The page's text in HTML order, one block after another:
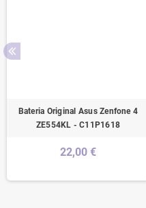
Bateria Original Asus Zenfone 4
ZE554KL - C11P1618
22,00 €